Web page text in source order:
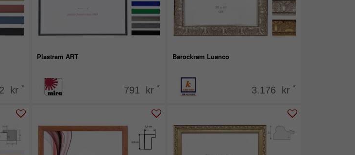
kr *
Plastram ART
791 kr *
Barockram Luanco
3.176 kr *